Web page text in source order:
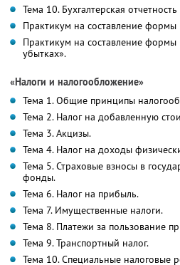
Тема 10. Бухгалтерская
Практикум на составление
Практикум на составление
убытках».
«Налоги и налогообложение»
Тема 1. Общие принципы
Тема 2. Налог на добавленную
Тема 3. Акцизы.
Тема 4. Налог на доходы
Тема 5. Страховые взносы в
фонды.
Тема 6. Налог на прибыль.
Тема 7. Имущественные налоги.
Тема 8. Платежи за пользование
Тема 9. Транспортный налог.
Тема 10. Специальные налоговые